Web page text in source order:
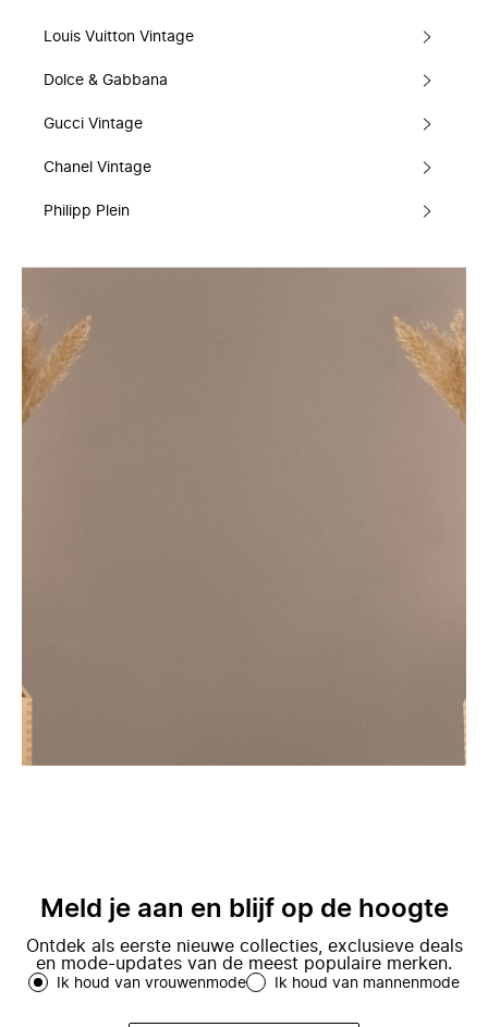
Louis Vuitton Vintage
Dolce & Gabbana
Gucci Vintage
Chanel Vintage
Philipp Plein
Meld je aan en blijf op de hoogte
Ontdek als eerste nieuwe collecties, exclusieve deals
en mode-updates van de meest populaire merken.
Ik houd van vrouwenmode Ik houd van mannenmode